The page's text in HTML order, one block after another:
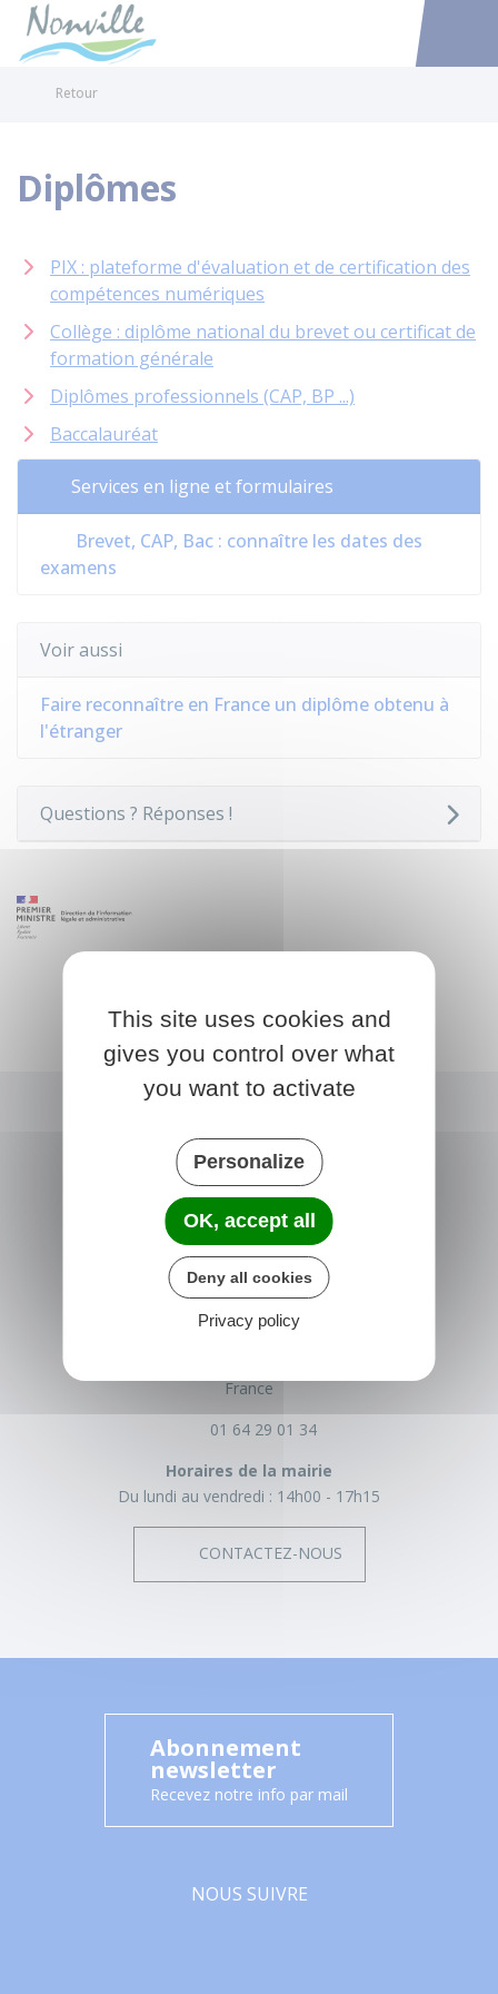
Accéder
Retour
Diplômes
PIX : plateforme d'évaluation et de certification des
compétences numériques
Collège : diplôme national du brevet ou certificat de
formation générale
Diplômes professionnels (CAP, BP ...)
Baccalauréat
Services en ligne et formulaires
Brevet, CAP, Bac : connaître les dates des
examens
Voir aussi
Faire reconnaître en France un diplôme obtenu à
l'étranger
Questions ? Réponses !
NONVILLE
France
01 64 29 01 34
Horaires de la mairie
Du lundi au vendredi : 14h00 - 17h15
CONTACTEZ-NOUS
Abonnement
newsletter
Recevez notre info par mail
NOUS SUIVRE
This site uses cookies and
gives you control over what
you want to activate
Personalize
OK, accept all
Deny all cookies
Privacy policy